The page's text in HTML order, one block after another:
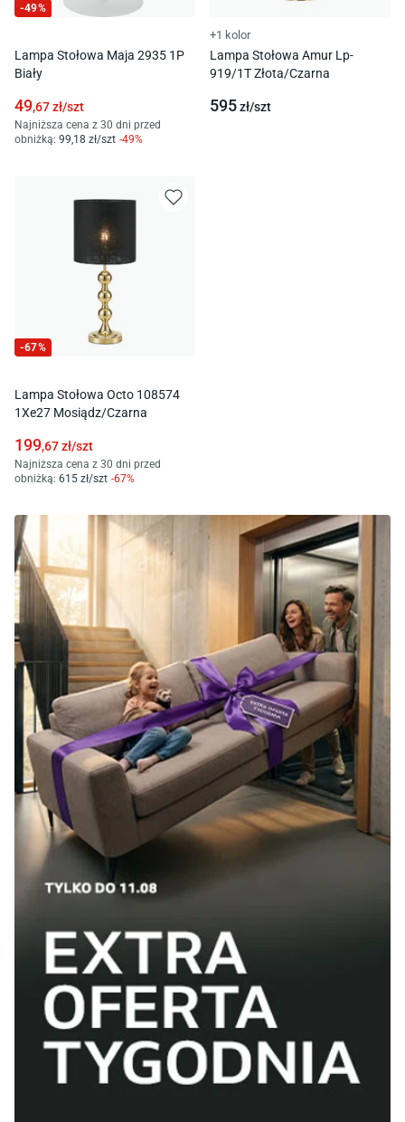
-49%
Lampa Stołowa Maja 2935 1P
Biały
49,67zł/szt
Najniższa cena z 30 dni przed
obniżką: 99,18 zł/szt -49%
+1 kolor
Lampa Stołowa Amur Lp-
919/1T Złota/Czarna
595zł/szt
-67%
Lampa Stołowa Octo 108574
1Xe27 Mosiądz/Czarna
199,67zł/szt
Najniższa cena z 30 dni przed
obniżką: 615 zł/szt -67%